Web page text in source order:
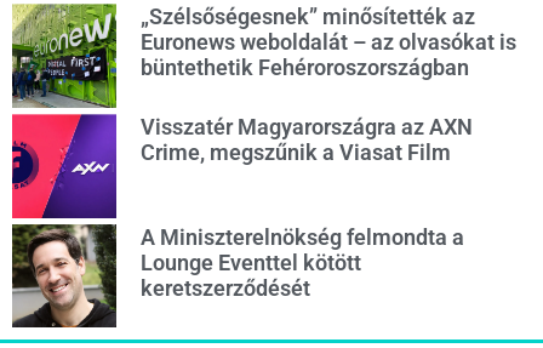
„Szélsőségesnek” minősítették az
Euronews weboldalát – az olvasókat is
büntethetik Fehéroroszországban
Visszatér Magyarországra az AXN
Crime, megszűnik a Viasat Film
A Miniszterelnökség felmondta a
Lounge Eventtel kötött
keretszerződését